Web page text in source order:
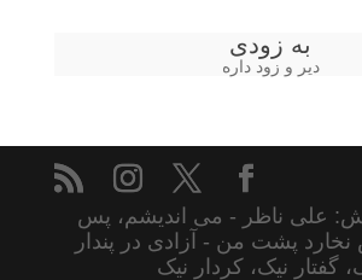
به زودی
دیر و زود داره
علی ناظر - می اندیشم، پس
پشت من - آزادی در پندار
گفتار نیک، کردار نیک